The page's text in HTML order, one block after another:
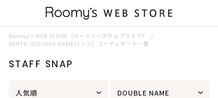
Roomy’s WEB STORE（ルーミィーズウェブストア）
PANTS（DOUBLE NAMEパンツ）コーディネート一覧
STAFF SNAP
人気順 DOUBLE NAME